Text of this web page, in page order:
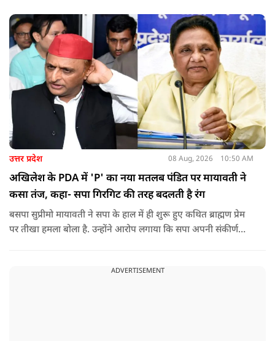
को लेकर दिपके की पुलिस अधिकारी से तीखी बहस हो गई.
उत्तर प्रदेश 08 Aug, 2026 10:50 AM
अखिलेश के PDA में 'P' का नया मतलब पंडित पर मायावती ने
कसा तंज, कहा- सपा गिरगिट की तरह बदलती है रंग
बसपा सुप्रीमो मायावती ने सपा के हाल में ही शुरू हुए कथित ब्राह्मण प्रेम
पर तीखा हमला बोला है. उन्होंने आरोप लगाया कि सपा अपनी संकीर्ण
ADVERTISEMENT